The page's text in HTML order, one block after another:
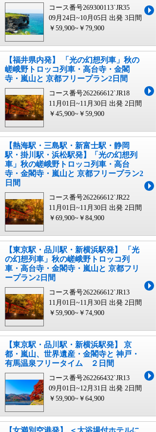
コース番号269300113`JR35
09月24日~10月05日 出発 3日間
￥59,900~￥79,900
【福井県内発】 「光の幻想列車」秋の
嵯峨野トロッコ列車・高台寺・金閣
寺・嵐山と 京都フリープラン2日間
コース番号262266612`JR18
11月01日~11月30日 出発 2日間
￥45,900~￥59,900
【熱海駅・三島駅・新富士駅・静岡
駅・掛川駅・浜松駅発】「光の幻想列
車」秋の嵯峨野トロッコ列車・高台
寺・金閣寺・嵐山と 京都フリープラン2
日間
コース番号262266612`JR22
11月01日~11月30日 出発 2日間
￥69,900~￥84,900
【東京駅・品川駅・新横浜駅発】 「光
の幻想列車」秋の嵯峨野トロッコ列
車・高台寺・金閣寺・嵐山と 京都フリ
ープラン2日間
コース番号262266612`JR13
11月01日~11月30日 出発 2日間
￥59,900~￥74,900
【東京駅・品川駅・新横浜駅発】 京
都・嵐山、世界遺産・金閣寺と 神戸・
有馬温泉フリータイム ２日間
コース番号262266432`JR13
09月01日~12月31日 出発 2日間
￥59,900~￥64,900
【女満別空港発】 ＜大浴場付ホテルに